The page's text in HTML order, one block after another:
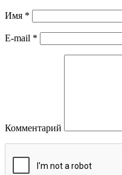
Имя *
E-mail *
Комментарий